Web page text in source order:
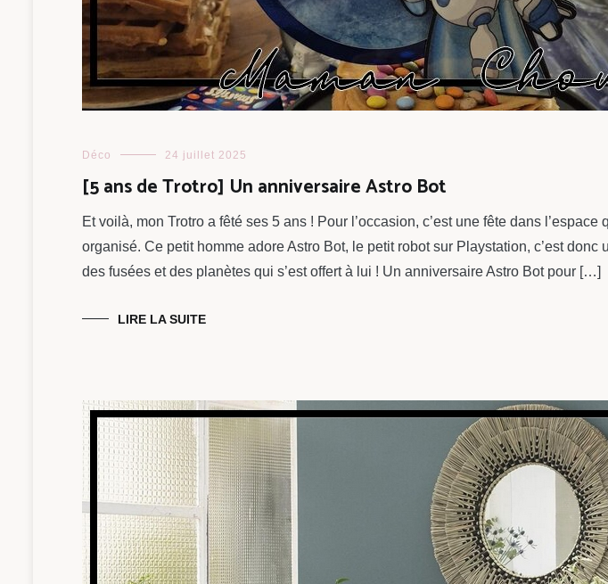
Déco 24 juillet 2025
[5 ans de Trotro] Un anniversaire Astro Bot
Et voilà, mon Trotro a fêté ses 5 ans ! Pour l’occasion, c’est une fête dans l’espace
organisé. Ce petit homme adore Astro Bot, le petit robot sur Playstation, c’est donc
des fusées et des planètes qui s’est offert à lui ! Un anniversaire Astro Bot pour […]
LIRE LA SUITE